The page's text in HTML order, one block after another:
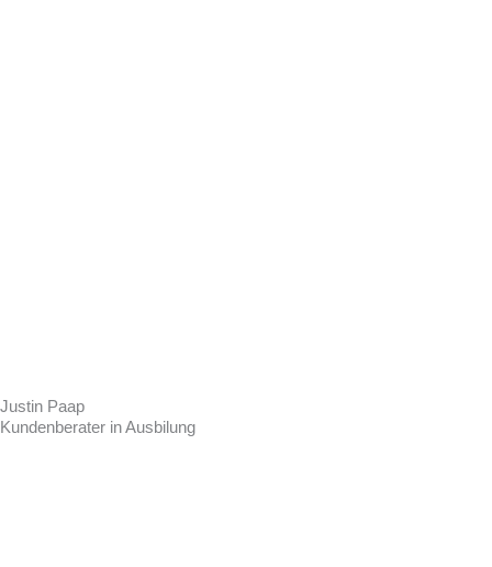
Justin Paap
Kundenberater in Ausbilung